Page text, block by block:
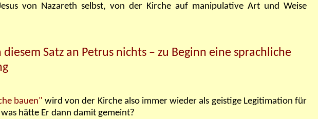
von Nazareth selbst, von der Kirche auf manipulative Art und Weise
Satz an Petrus nichts – zu Beginn eine sprachliche
bauen"wird von der Kirche also immer wieder als geistige Legitimation für
hätte Er dann damit gemeint?